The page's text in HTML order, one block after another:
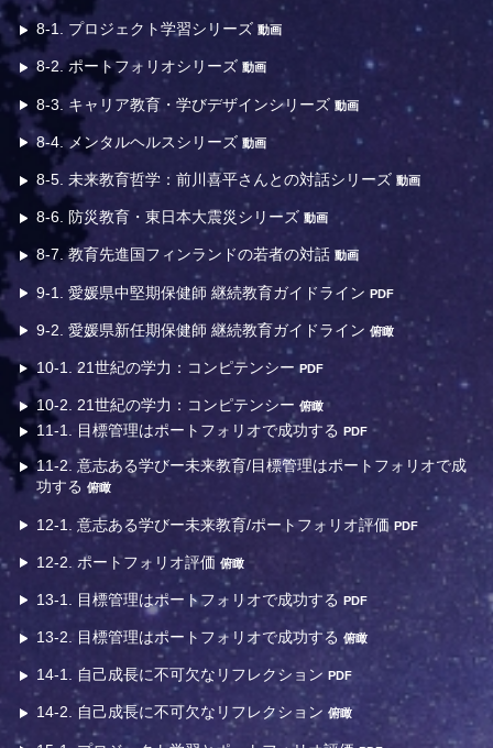
8-1. プロジェクト学習シリーズ動画
8-2. ポートフォリオシリーズ動画
8-3. キャリア教育・学びデザインシリーズ動画
8-4. メンタルヘルスシリーズ動画
8-5. 未来教育哲学：前川喜平さんとの対話シリーズ動画
8-6. 防災教育・東日本大震災シリーズ動画
8-7. 教育先進国フィンランドの若者の対話動画
9-1. 愛媛県中堅期保健師 継続教育ガイドラインPDF
9-2. 愛媛県新任期保健師 継続教育ガイドライン俯瞰
10-1. 21世紀の学力：コンピテンシーPDF
10-2. 21世紀の学力：コンピテンシー俯瞰
11-1. 目標管理はポートフォリオで成功するPDF
11-2. 意志ある学びー未来教育/目標管理はポートフォリオで成
功する俯瞰
12-1. 意志ある学びー未来教育/ポートフォリオ評価PDF
12-2. ポートフォリオ評価俯瞰
13-1. 目標管理はポートフォリオで成功するPDF
13-2. 目標管理はポートフォリオで成功する俯瞰
14-1. 自己成長に不可欠なリフレクションPDF
14-2. 自己成長に不可欠なリフレクション俯瞰